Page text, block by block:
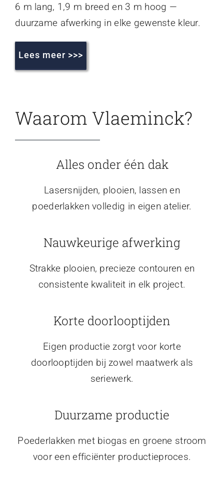
6 m lang, 1,9 m breed en 3 m hoog —
duurzame afwerking in elke gewenste kleur.
Lees meer >>>
Waarom Vlaeminck?
Alles onder één dak
Lasersnijden, plooien, lassen en
poederlakken volledig in eigen atelier.
Nauwkeurige afwerking
Strakke plooien, precieze contouren en
consistente kwaliteit in elk project.
Korte doorlooptijden
Eigen productie zorgt voor korte
doorlooptijden bij zowel maatwerk als
seriewerk.
Duurzame productie
Poederlakken met biogas en groene stroom
voor een efficiënter productieproces.